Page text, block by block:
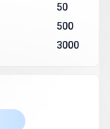
50
500
3000